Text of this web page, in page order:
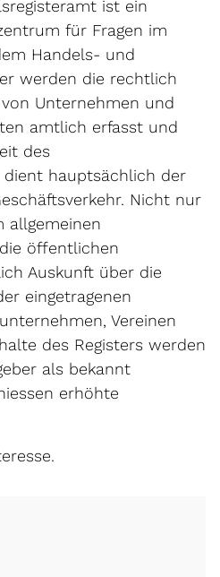
ist ein
für Fragen im
Handels- und
werden die rechtlich
Unternehmen und
amtlich erfasst und
des
dient hauptsächlich der
Nicht nur
allgemeinen
öffentlichen
Auskunft über die
eingetragenen
Vereinen
des Registers werden
als bekannt
erhöhte